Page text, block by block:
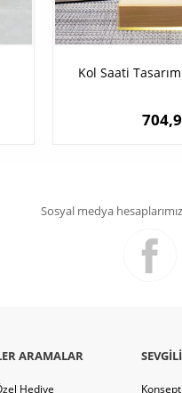
Kol Saati
Sosyal medya
ARAMALAR
Hediye